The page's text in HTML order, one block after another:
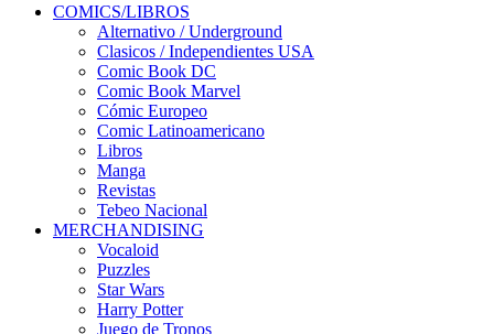
COMICS/LIBROS
Alternativo / Underground
Clasicos / Independientes USA
Comic Book DC
Comic Book Marvel
Cómic Europeo
Comic Latinoamericano
Libros
Manga
Revistas
Tebeo Nacional
MERCHANDISING
Vocaloid
Puzzles
Star Wars
Harry Potter
Juego de Tronos